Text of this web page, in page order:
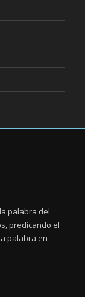
palabra del
predicando el
palabra en